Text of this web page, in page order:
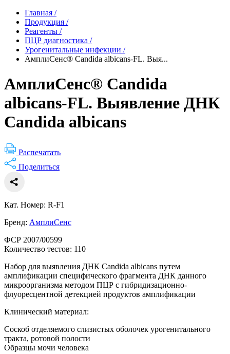
Главная /
Продукция /
Реагенты /
ПЦР диагностика /
Урогенитальные инфекции /
АмплиСенс® Candida albicans-FL. Выя...
АмплиСенс® Candida
albicans-FL. Выявление ДНК
Candida albicans
Распечатать
Поделиться
Кат. Номер: R-F1
Бренд: АмплиСенс
ФСР 2007/00599
Количество тестов: 110
Набор для выявления ДНК Candida albicans путем
амплификации специфического фрагмента ДНК данного
микроорганизма методом ПЦР с гибридизационно-
флуоресцентной детекцией продуктов амплификации
Клинический материал:
Соскоб отделяемого слизистых оболочек урогенитального
тракта, ротовой полости
Образцы мочи человека